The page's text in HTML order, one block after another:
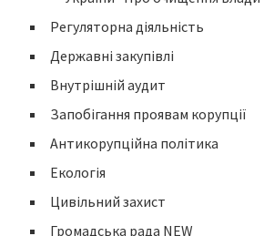
Регуляторна діяльність
Державні закупівлі
Внутрішній аудит
Запобігання проявам корупції
Антикорупційна політика
Екологія
Цивільний захист
Громадська рада NEW